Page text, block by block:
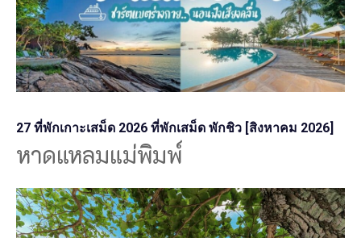
27 ที่พักเกาะเสม็ด 2026 ที่พักเสม็ด พักชิว [สิงหาคม 2026]
หาดแหลมแม่พิมพ์